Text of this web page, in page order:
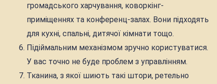
громадського харчування, коворкінг-
приміщеннях та конференц-залах. Вони підходять
для кухні, спальні, дитячої кімнати тощо.
Підіймальним механізмом зручно користуватися.
У вас точно не буде проблем з управлінням.
Тканина, з якої шиють такі штори, ретельно